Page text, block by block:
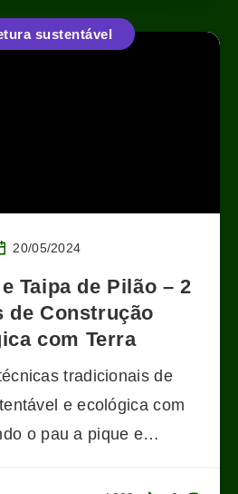
sustentável
20/05/2024
Taipa de Pilão – 2
de Construção
com Terra
tradicionais de
e ecológica com
o pau a pique e…